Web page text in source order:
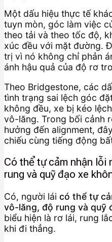
Một dấu hiệu thực tế
tuyn mòn, góc làm việc
theo tải và theo tốc độ,
xúc đều với mặt đường.
trị vì nó không chỉ phản
ánh hậu quả của độ rơ
Theo Bridgestone, các
tình trạng sai lệch góc
không đều, xe bị kéo
vô-lăng. Trong bối cảnh
hưởng đến alignment,
chiếu cùng tiếng động
Có thể tự cảm nhận lỗi
rung và quỹ đạo xe
Có, người lái có thể tự
vô-lăng, độ rung và quỹ
biểu hiện là rơ lái, rung
khi đi thẳng.